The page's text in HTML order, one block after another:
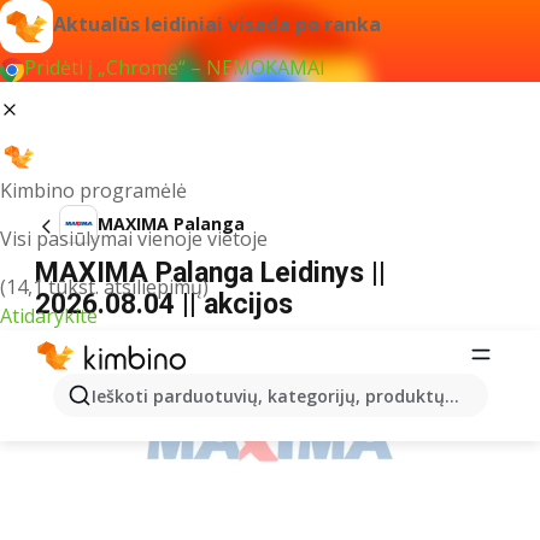
Aktualūs leidiniai visada po ranka
Pridėti į „Chrome“ – NEMOKAMAI
Kimbino programėlė
Visi pasiūlymai vienoje vietoje
(14,1 tūkst. atsiliepimų)
Atidarykite
Ieškoti parduotuvių, kategorijų, produktų...
MAXIMA Palanga
MAXIMA Palanga Leidinys ||
2026.08.04 || akcijos